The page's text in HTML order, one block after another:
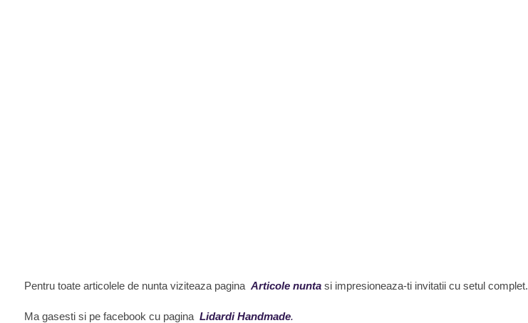
Pentru toate articolele de nunta viziteaza pagina Articole nuntasi impresioneaza-ti invitatii cu setul complet.
Ma gasesti si pe facebook cu pagina Lidardi Handmade.